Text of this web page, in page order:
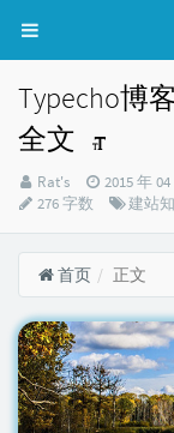
Typecho博
全文
博
主：
Rat's
发
布
2015 年
276 字数
分
建站
首页 正文